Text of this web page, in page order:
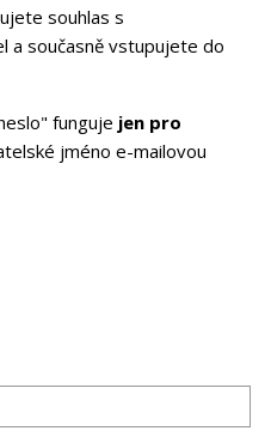
souhlas s
a současně vstupujete do
funguje jen pro
jméno e-mailovou